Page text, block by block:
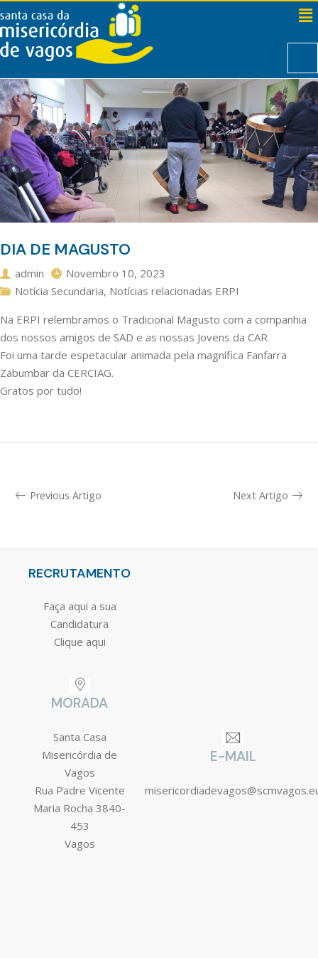
DIA DE MAGUSTO
admin
Novembro 10, 2023
Notícia Secundaria, Notícias relacionadas ERPI
Na ERPI relembramos o Tradicional Magusto com a companhia
dos nossos amigos de SAD e as nossas Jovens da CAR
Foi uma tarde espetacular animada pela magnífica Fanfarra
Zabumbar da CERCIAG.
Gratos por tudo!
Previous Artigo Next Artigo
RECRUTAMENTO
Faça aqui a sua
Candidatura
Clique aqui
MORADA
Santa Casa
Misericórdia de
Vagos
Rua Padre Vicente
Maria Rocha 3840-
453
Vagos
E-MAIL